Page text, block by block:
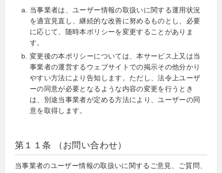
当事業者は、ユーザー情報の取扱いに関する運用状況
を適宜見直し、継続的な改善に努めるものとし、必要
に応じて、随時本ポリシーを変更することがありま
す。
変更後の本ポリシーについては、本サービス上又は当
事業者の運営するウェブサイトでの掲示その他分かり
やすい方法により告知します。ただし、法令上ユーザ
ーの同意が必要となるような内容の変更を行うとき
は、別途当事業者が定める方法により、ユーザーの同
意を取得します。
第１１条 （お問い合わせ）
当事業者のユーザー情報の取扱いに関するご意見、ご質問、